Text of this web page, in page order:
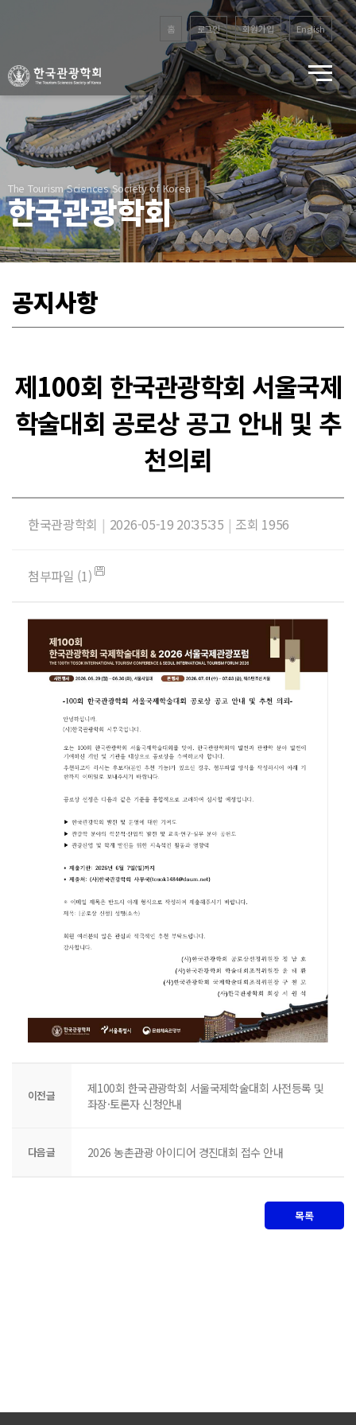
홈 로그인 회원가입 English
The Tourism Sciences Society of Korea
한국관광학회
공지사항
제100회 한국관광학회 서울국제
학술대회 공로상 공고 안내 및 추
천의뢰
한국관광학회 | 2026-05-19 20:35:35 | 조회 1956
첨부파일 (1)
이전글
제100회 한국관광학회 서울국제학술대회 사전등록 및
좌장·토론자 신청안내
다음글 2026 농촌관광 아이디어 경진대회 접수 안내
목록